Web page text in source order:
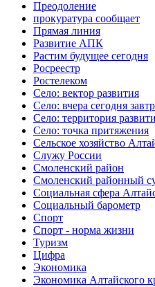
Преодоление
прокуратура сообщает
Прямая линия
Развитие АПК
Растим будущее сегодня
Росреестр
Ростелеком
Село: вектор развития
Село: вчера сегодня
Село: территория
Село: точка притяжения
Сельское хозяйство
Служу России
Смоленский район
Смоленский районный
Социальная сфера
Социальный барометр
Спорт
Спорт - норма жизни
Туризм
Цифра
Экономика
Экономика Алтайского